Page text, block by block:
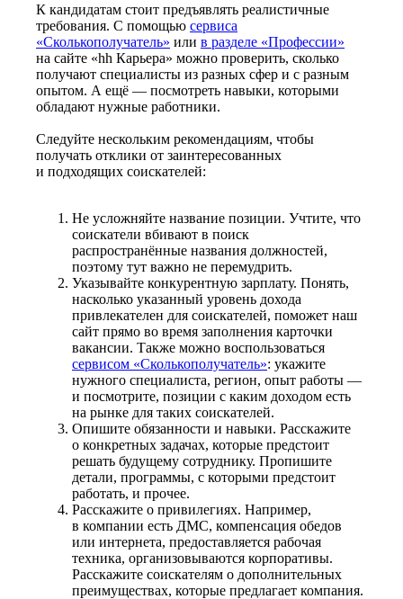
К кандидатам стоит предъявлять реалистичные
требования. С помощью сервиса
«Сколькополучатель» или в разделе «Профессии»
на сайте «hh Карьера» можно проверить, сколько
получают специалисты из разных сфер и с разным
опытом. А ещё — посмотреть навыки, которыми
обладают нужные работники.
Следуйте нескольким рекомендациям, чтобы
получать отклики от заинтересованных
и подходящих соискателей:
Не усложняйте название позиции. Учтите, что
соискатели вбивают в поиск
распространённые названия должностей,
поэтому тут важно не перемудрить.
Указывайте конкурентную зарплату. Понять,
насколько указанный уровень дохода
привлекателен для соискателей, поможет наш
сайт прямо во время заполнения карточки
вакансии. Также можно воспользоваться
сервисом «Сколькополучатель»: укажите
нужного специалиста, регион, опыт работы —
и посмотрите, позиции с каким доходом есть
на рынке для таких соискателей.
Опишите обязанности и навыки. Расскажите
о конкретных задачах, которые предстоит
решать будущему сотруднику. Пропишите
детали, программы, с которыми предстоит
работать, и прочее.
Расскажите о привилегиях. Например,
в компании есть ДМС, компенсация обедов
или интернета, предоставляется рабочая
техника, организовываются корпоративы.
Расскажите соискателям о дополнительных
преимуществах, которые предлагает компания.